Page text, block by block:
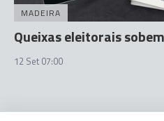
MADEIRA
Queixas eleitorais
12 Set 07:00